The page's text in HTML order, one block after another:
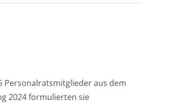
Personalratsmitglieder aus dem
2024 formulierten sie